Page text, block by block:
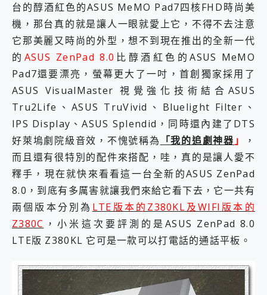
飛利浦 JS7310 ⚡【電急便｜行動儲能救車電源】 可靠的旅行夥伴！帶給您優異的安全性與強大供電效能
是螢幕也是電視! 一機超多用途「MSI微星 Modern MD272UPSW 27型」 4K IPS 輕薄商用智慧聯網螢幕 開箱 評測
您的專屬AI 助手 Yoga Slim 7 Aura Edition 觸控AI筆電 開箱 評測
realme 14 Pro 超硬軍規、冰感變色實測，realme 14 5G 遊戲戰鬥值爆表，效能x娛樂全都要！
iPhone、Apple Watch、AirPods耳機 三個設備充電一起搞定 ONPRO MagReact™ M3 3 in 1可攜摺疊無線充電器 開箱 評測
動靜皆宜「HUAWEI FreeArc」開放式耳掛耳機，無感配戴! 超穩超服貼，音質、通話也很優質
好玩好拍 vivo V50 ~ 口袋裡的 Zeiss 潮流攝影棚!
25種洗烘模式一機搞定! Roborock 衣莉莎白 H1 Neo分子篩洗脫烘 AI 滾筒洗衣機
B&O 精品級音響! Home+ 中嘉寬頻 SoundBox 劇院串流盒 開箱 評測
2億 APO蔡司長焦神機降臨~ vivo X200 Pro、vivo X200 就是這麼好拍
EaseUS Vocal Remover 免費線上去聲器一鍵去除人聲 人聲 音樂分離 2024 消除人聲推薦
3 個超值 MHN 飛人工具分享~~ iToolab AnyGo 魔物獵人 Now飛人 ios教學 不出門也可以到處走
Locawhere AnyTo 寶可夢飛人 AnyTo 不出門也可以飛遍全世界
小體積 40000mAh 超大容量 一次充5個設備 充好充滿 CUKTECH 酷態科 300W 微型充電站 開箱 評測
97.3% 恢復率，資料救援就是這麼簡單 EaseUS Data Recovery Wizard Free 18.0.0 業界最好的資料救援軟體
磁碟系統大風吹 有了 磁碟管理程式 EaseUS Partition Master 就是這麼簡單
全新 SONY Xperia 1 VI 開箱! 相機實測! 長焦覆蓋更遠更清晰、2日長續航、頂尖影音娛樂效能~
Xiaomi 14 Ultra 開箱 評測~ 有深度的 Leica 影像旗艦手機! 加碼小旗艦 Xiaomi 14 開箱 評測
人像旗艦 vivo V30 系列 開箱 評測! 首搭蔡司光學鏡頭、攝影棚級柔光環、拍攝功能最好玩的美拍神機 vivo V30 Pro
台的醇酒紅色的ASUS MeMO Pad7四核FHD時尚美
機，那台真的就是讓人一眼就愛上它，不得不去注意
它那美麗又時尚的外型，想不到現在推出的全新一代
的 ASUS ZenPad 8.0 比醇酒紅色的ASUS MeMO
Pad7還要漂亮，螢幕更大了一吋，首創獨家採用了
ASUS VisualMaster 視覺強化技術結合ASUS
Tru2Life、ASUS TruVivid、Bluelight Filter、
IPS Display、ASUS Splendid，同時還內建了DTS
好萊塢劇院級音效，不愧號稱為 「我的追劇神器」
，
而且還有很特別的配件來搭配，哇，真的是讓人愛不
釋手，現在就快來看看這一台全新的ASUS ZenPad
8.0，到底有多厲害就讓我們來給它看下去，它一共有
兩個版本分別為 LTE版本的Z380KL及WIFI版本的
Z380C ，小米這次要評測的是ASUS ZenPad 8.0
LTE版 Z380KL 它可是一款可以打電話的通話平板。